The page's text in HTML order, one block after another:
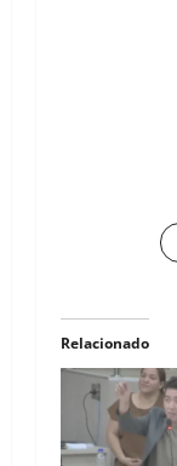
Relacionado